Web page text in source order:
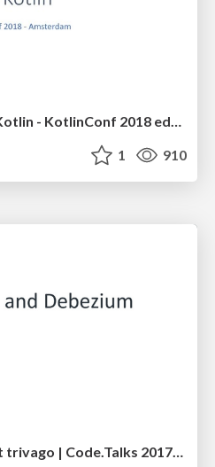
Stream Processors in Kotlin - KotlinConf 2018 edition
1 910